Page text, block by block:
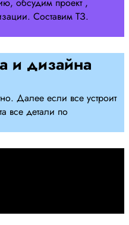
Составим ТЗ.
и дизайна
Далее если все устроит
все детали по